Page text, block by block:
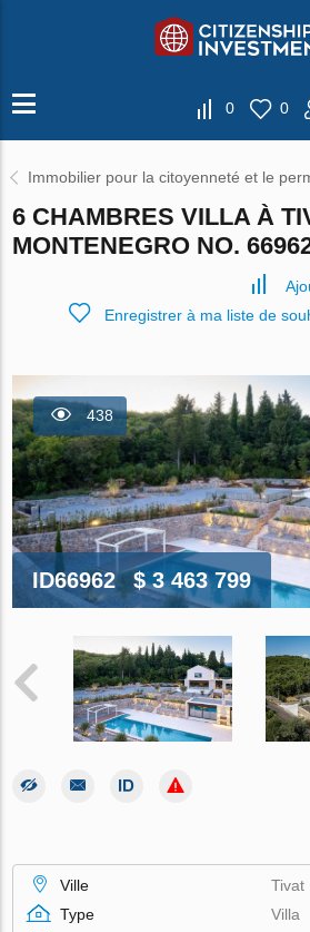
0 0
Immobilier pour la citoyenneté et le
6 CHAMBRES VILLA À
MONTENEGRO NO.
Enregistrer à ma liste de
438
ID66962 $ 3 463 799
Ville
Tivat
Type
Villa